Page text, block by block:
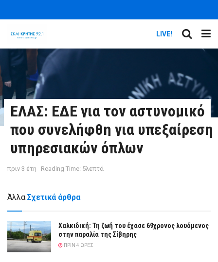
LIVE!
ΕΛΑΣ: ΕΔΕ για τον αστυνομικό
που συνελήφθη για υπεξαίρεση
υπηρεσιακών όπλων
πριν 3 έτη Reading Time: 5λεπτά
Άλλα Σχετικά άρθρα
Χαλκιδική: Τη ζωή του έχασε 69χρονος λουόμενος
στην παραλία της Σίβηρης
ΠΡΙΝ 4 ΏΡΕΣ